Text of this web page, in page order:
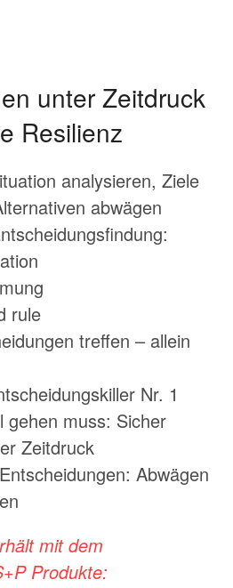
unter Zeitdruck
Resilienz
analysieren, Ziele
abwägen
rule
treffen – allein
Nr. 1
gehen muss: Sicher
Zeitdruck
Abwägen
mit dem
Produkte: